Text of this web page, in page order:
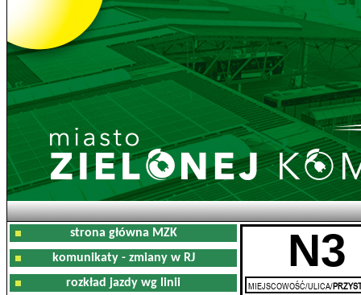
strona główna MZK
komunikaty - zmiany w RJ
rozkład jazdy wg linii
N3
MIEJSCOWOŚĆ/ULICA/